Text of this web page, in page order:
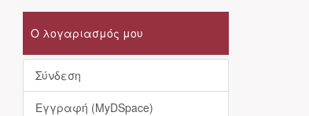
Ο λογαριασμός μου
Σύνδεση
Εγγραφή (MyDSpace)